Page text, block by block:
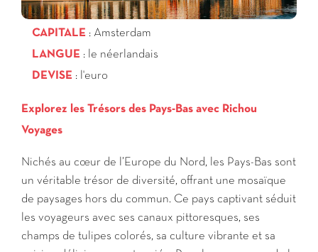
CAPITALE : Amsterdam
LANGUE : le néerlandais
DEVISE : l'euro
Explorez les Trésors des Pays-Bas avec Richou
Voyages
Nichés au cœur de l’Europe du Nord, les Pays-Bas sont
un véritable trésor de diversité, offrant une mosaïque
de paysages hors du commun. Ce pays captivant séduit
les voyageurs avec ses canaux pittoresques, ses
champs de tulipes colorés, sa culture vibrante et sa